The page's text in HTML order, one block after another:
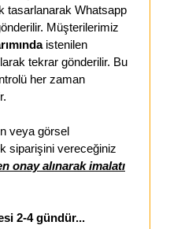
tasarlanarak Whatsapp
Müşterilerimiz
istenilen
tekrar gönderilir. Bu
her zaman
veya görsel
siparişini vereceğiniz
onay alınarak imalatı
2-4 gündür...